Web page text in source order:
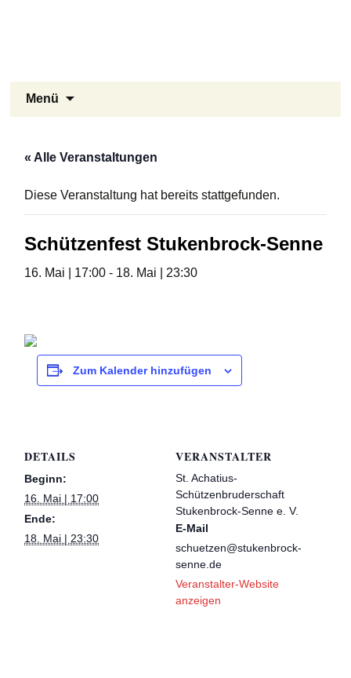
Menü
« Alle Veranstaltungen
Diese Veranstaltung hat bereits stattgefunden.
Schützenfest Stukenbrock-Senne
16. Mai | 17:00 - 18. Mai | 23:30
Zum Kalender hinzufügen
DETAILS
Beginn:
16. Mai | 17:00
Ende:
18. Mai | 23:30
VERANSTALTER
St. Achatius-
Schützenbruderschaft
Stukenbrock-Senne e. V.
E-Mail
schuetzen@stukenbrock-
senne.de
Veranstalter-Website
anzeigen